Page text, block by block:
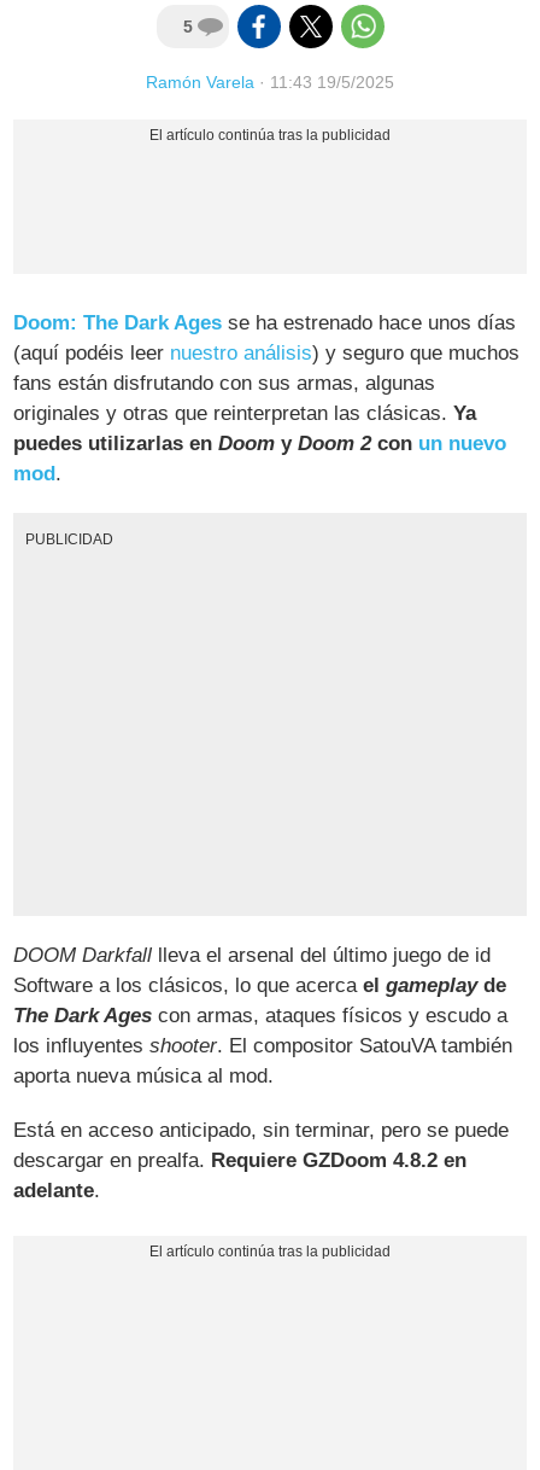
5
Ramón Varela · 11:43 19/5/2025
Doom: The Dark Ages se ha estrenado hace unos días
(aquí podéis leer nuestro análisis) y seguro que muchos
fans están disfrutando con sus armas, algunas
originales y otras que reinterpretan las clásicas.Ya
puedes utilizarlas enDoom yDoom 2con un nuevo
mod.
PUBLICIDAD
DOOM Darkfall lleva el arsenal del último juego de id
Software a los clásicos, lo que acercaelgameplayde
The Dark Ages con armas, ataques físicos y escudo a
los influyentesshooter. El compositor SatouVA también
aporta nueva música al mod.
Está en acceso anticipado, sin terminar, pero se puede
descargar en prealfa. Requiere GZDoom 4.8.2 en
adelante.